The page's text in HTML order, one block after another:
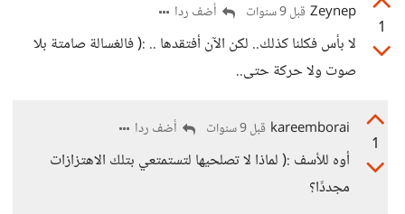
1
Zeynep قبل 9 سنوات أضف ردا
لا بأس فكلنا كذلك.. لكن الآن أفتقدها .. :( فالغسالة صامتة بلا
صوت ولا حركة حتى..
1
kareemborai قبل 9 سنوات أضف ردا
أوه للأسف :( لماذا لا تصلحيها لتستمتعي بتلك الاهتزازات
مجددًا؟